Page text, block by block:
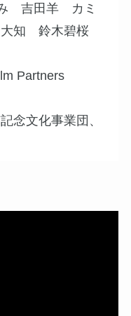
吉田羊 カミ
知 鈴木碧桜
Partners
念文化事業団、